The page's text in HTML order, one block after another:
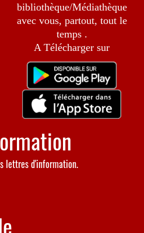
bibliothèque/Médiathèque
avec vous, partout, tout le
temps .
A Télécharger sur
lettres d'information.